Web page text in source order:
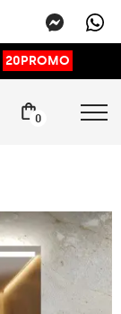
20PROMO
0